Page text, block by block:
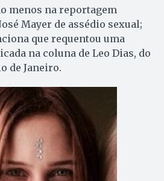
menos na reportagem
Mayer de assédio sexual;
que requentou uma
na coluna de Leo Dias, do
de Janeiro.